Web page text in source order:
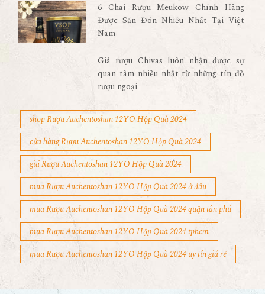
6 Chai Rượu Meukow Chính Hãng
Được Săn Đón Nhiều Nhất Tại Việt
Nam
Giá rượu Chivas luôn nhận được sự
quan tâm nhiều nhất từ những tín đồ
rượu ngoại
shop Rượu Auchentoshan 12YO Hộp Quà 2024
cửa hàng Rượu Auchentoshan 12YO Hộp Quà 2024
giá Rượu Auchentoshan 12YO Hộp Quà 2024
mua Rượu Auchentoshan 12YO Hộp Quà 2024 ở đâu
mua Rượu Auchentoshan 12YO Hộp Quà 2024 quận tân phú
mua Rượu Auchentoshan 12YO Hộp Quà 2024 tphcm
mua Rượu Auchentoshan 12YO Hộp Quà 2024 uy tín giá rẻ